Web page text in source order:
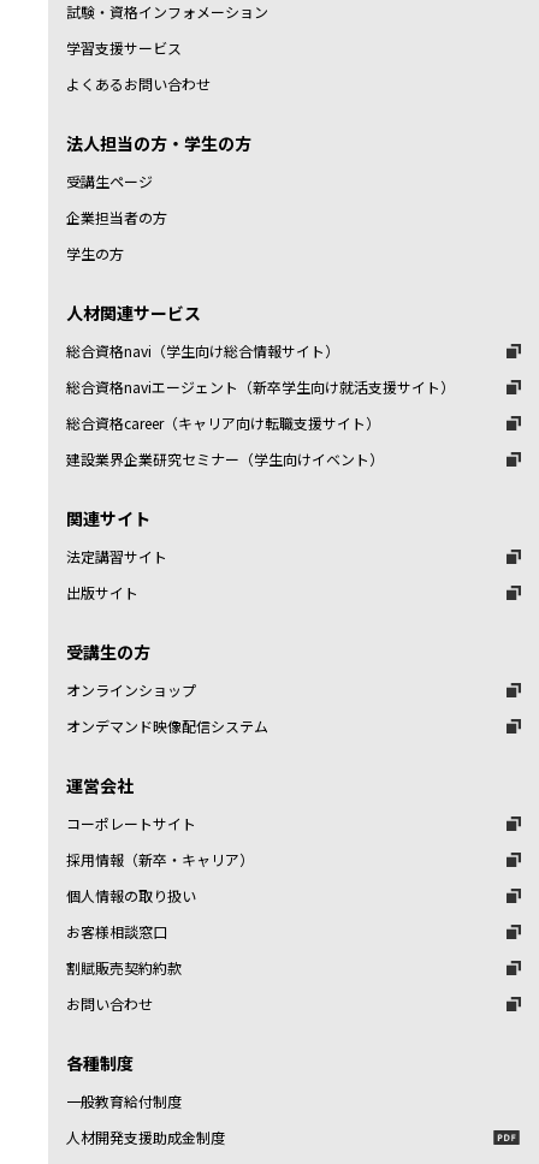
試験・資格インフォメーション
学習支援サービス
よくあるお問い合わせ
法人担当の方・学生の方
受講生ページ
企業担当者の方
学生の方
人材関連サービス
総合資格navi（学生向け総合情報サイト）
総合資格naviエージェント（新卒学生向け就活支援サイト）
総合資格career（キャリア向け転職支援サイト）
建設業界企業研究セミナー（学生向けイベント）
関連サイト
法定講習サイト
出版サイト
受講生の方
オンラインショップ
オンデマンド映像配信システム
運営会社
コーポレートサイト
採用情報（新卒・キャリア）
個人情報の取り扱い
お客様相談窓口
割賦販売契約約款
お問い合わせ
各種制度
一般教育給付制度
人材開発支援助成金制度